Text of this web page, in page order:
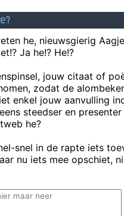
he, nieuwsgierig
Ja he!? He!?
jouw citaat of
zodat de
enkel jouw aanvulling
steedser en
he?
snel in de rapte iets
nu iets mee opschiet,